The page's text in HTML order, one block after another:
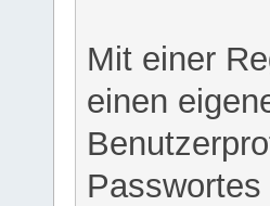
Mit einer
einen